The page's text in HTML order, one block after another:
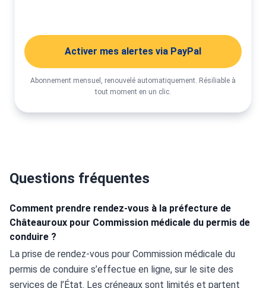
Activer mes alertes via PayPal
Abonnement mensuel, renouvelé automatiquement. Résiliable à
tout moment en un clic.
Questions fréquentes
Comment prendre rendez-vous à la préfecture de
Châteauroux pour Commission médicale du permis de
conduire ?
La prise de rendez-vous pour Commission médicale du
permis de conduire s’effectue en ligne, sur le site des
services de l’État. Les créneaux sont limités et partent